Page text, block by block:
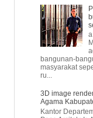
bangunan-
masyarakat
ru...
3D image
Agama
Kantor